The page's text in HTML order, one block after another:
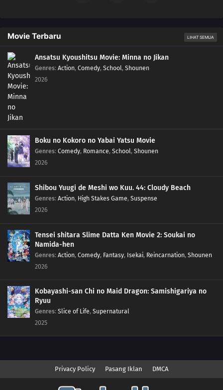
Movie Terbaru LIHAT SEMUA
Ansatsu Kyoushitsu Movie: Minna no Jikan
Genres: Action, Comedy, School, Shounen
2026
Boku no Kokoro no Yabai Yatsu Movie
Genres: Comedy, Romance, School, Shounen
2026
Shibou Yuugi de Meshi wo Kuu. 44: Cloudy Beach
Genres: Action, High Stakes Game, Suspense
2026
Tensei shitara Slime Datta Ken Movie 2: Soukai no
Namida-hen
Genres: Action, Comedy, Fantasy, Isekai, Reincarnation, Shounen
2026
Kobayashi-san Chi no Maid Dragon: Samishigariya no
Ryuu
Genres: Slice of Life, Supernatural
2025
Privacy Policy Pasang Iklan DMCA